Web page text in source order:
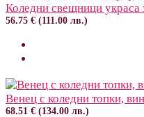
Коледни свещници украса
56.75 € (111.00 лв.)
Венец с коледни топки,
68.51 € (134.00 лв.)